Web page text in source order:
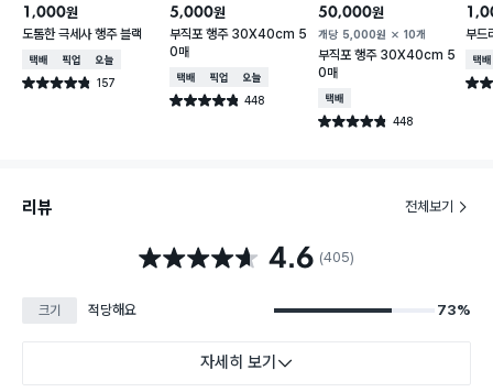
1,000원
도톰한 극세사 행주 블랙
택배배송매장픽업오늘배송
별점 4.8점 157
건 작성
5,000원
부직포 행주 30X40cm 5
0매
택배배송매장픽업오늘배송
별점 4.8점 448
건 작성
50,000원
개당 5,000원 10개
부직포 행주 30X40cm 5
0매
택배배송
별점 4.8점 448
건 작성
부드
택배
별점
리뷰 전체보기
별점 4.6점 4.6 (405)
크기 적당해요 73%
자세히 보기